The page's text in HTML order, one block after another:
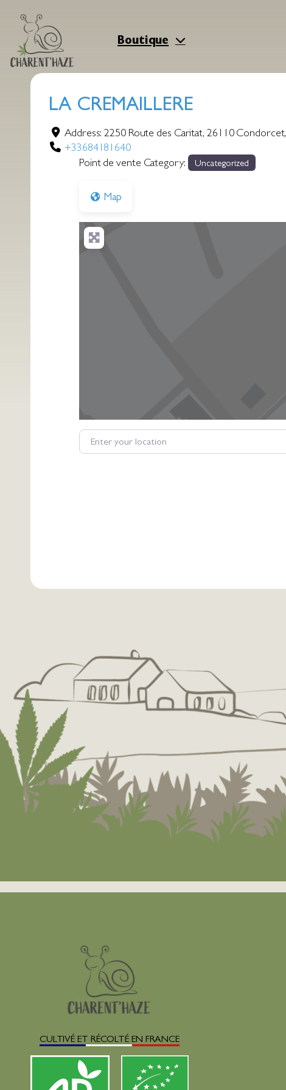
contenu
Boutique
LA CREMAILLERE
Address:2250 Route des Caritat, 26110 Condorcet,
+33684181640
Point de vente Category:
Uncategorized
Map
Enter your location
CULTIVÉ ET RÉCOLTÉ EN FRANCE